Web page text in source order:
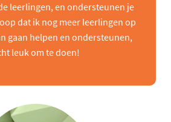
leerlingen, en ondersteunen je
dat ik nog meer leerlingen op
gaan helpen en ondersteunen,
leuk om te doen!